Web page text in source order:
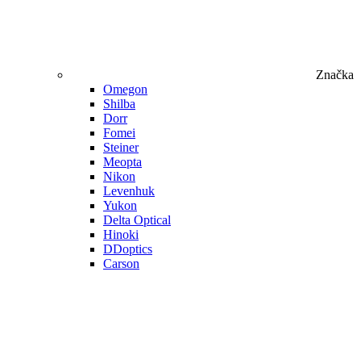
Značka
Omegon
Shilba
Dorr
Fomei
Steiner
Meopta
Nikon
Levenhuk
Yukon
Delta Optical
Hinoki
DDoptics
Carson